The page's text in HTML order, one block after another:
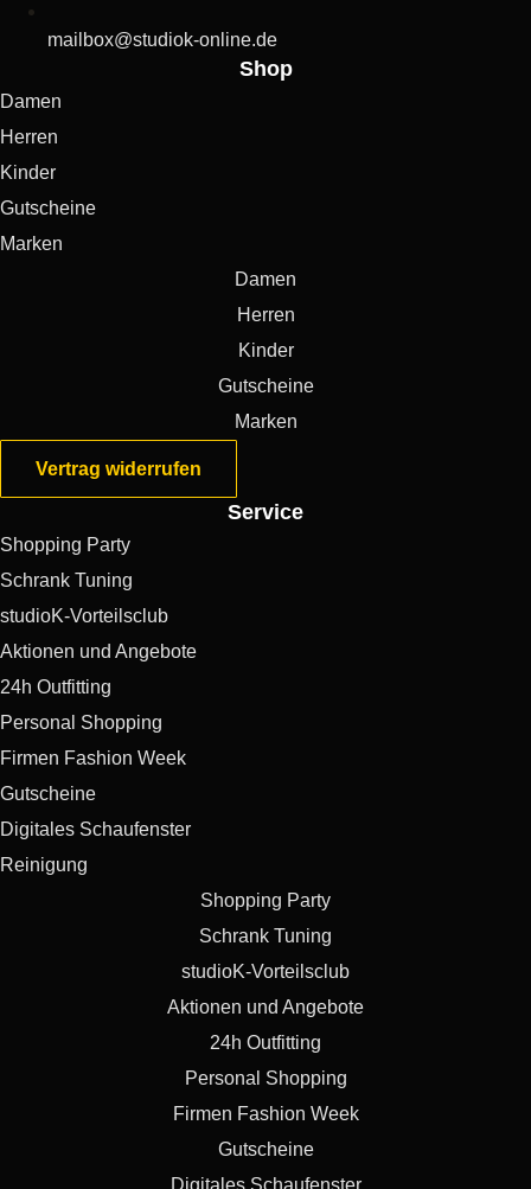
mailbox@studiok-online.de
Shop
Damen
Herren
Kinder
Gutscheine
Marken
Damen
Herren
Kinder
Gutscheine
Marken
Vertrag widerrufen
Service
Shopping Party
Schrank Tuning
studioK-Vorteilsclub
Aktionen und Angebote
24h Outfitting
Personal Shopping
Firmen Fashion Week
Gutscheine
Digitales Schaufenster
Reinigung
Shopping Party
Schrank Tuning
studioK-Vorteilsclub
Aktionen und Angebote
24h Outfitting
Personal Shopping
Firmen Fashion Week
Gutscheine
Digitales Schaufenster